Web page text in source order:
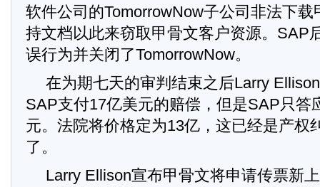
软件公司的TomorrowNow子公司非法下
持文档以此来窃取甲骨文客户资源。SAP
误行为并关闭了TomorrowNow。
在为期七天的审判结束之后Larry
SAP支付17亿美元的赔偿，但是SAP只答
元。法院将价格定为13亿，这已经是产权
了。
Larry Ellison宣布甲骨文将申请传票新